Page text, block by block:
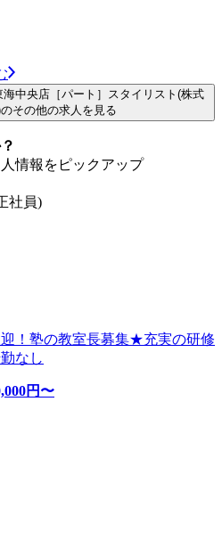
中央店［パート］スタイリスト(株式
その他の求人を見る
情報をピックアップ
社員)
迎！塾の教室長募集★充実の研修
なし
円〜